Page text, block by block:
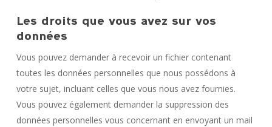
Les droits que vous avez sur vos
données
Vous pouvez demander à recevoir un fichier contenant
toutes les données personnelles que nous possédons à
votre sujet, incluant celles que vous nous avez fournies.
Vous pouvez également demander la suppression des
données personnelles vous concernant en envoyant un mail